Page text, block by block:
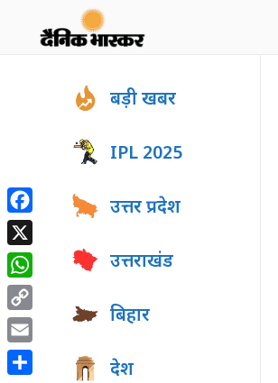
बड़ी खबर
IPL 2025
उत्तर प्रदेश
उत्तराखंड
बिहार
देश
Facebook
X
WhatsApp
Copy
Link
Email